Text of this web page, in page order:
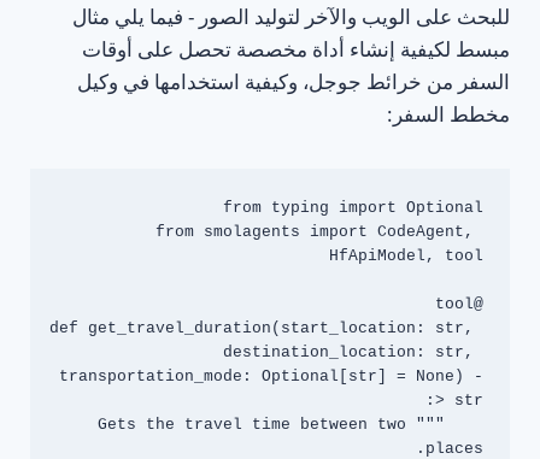
للبحث على الويب والآخر لتوليد الصور - فيما يلي مثال
مبسط لكيفية إنشاء أداة مخصصة تحصل على أوقات
السفر من خرائط جوجل، وكيفية استخدامها في وكيل
مخطط السفر:
from smolagents import CodeAgent,
def get_travel_duration(start_location: str,
destination_location: str,
transportation_mode: Optional[str] = None) -
    """Gets the travel time between two